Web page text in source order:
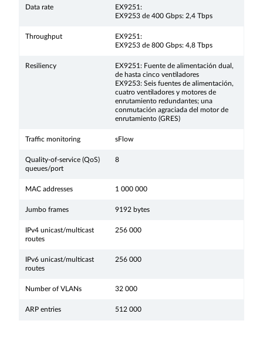
Data rate
EX9251:
EX9253 de 400 Gbps: 2,4 Tbps
Throughput
EX9251:
EX9253 de 800 Gbps: 4,8 Tbps
Resiliency
EX9251: Fuente de alimentación dual,
de hasta cinco ventiladores
EX9253: Seis fuentes de alimentación,
cuatro ventiladores y motores de
enrutamiento redundantes; una
conmutación agraciada del motor de
enrutamiento (GRES)
Traffic monitoring sFlow
Quality-of-service (QoS)
queues/port
8
MAC addresses 1 000 000
Jumbo frames 9192 bytes
IPv4 unicast/multicast
routes
256 000
IPv6 unicast/multicast
routes
256 000
Number of VLANs 32 000
ARP entries 512 000